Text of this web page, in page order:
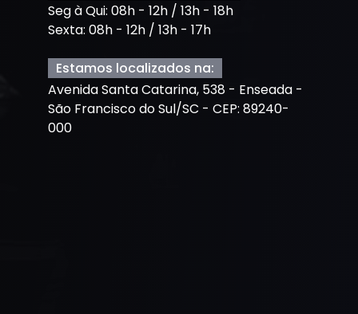
Seg à Qui: 08h - 12h / 13h - 18h
Sexta: 08h - 12h / 13h - 17h
Estamos localizados na:
Avenida Santa Catarina, 538 - Enseada -
São Francisco do Sul/SC - CEP: 89240-
000